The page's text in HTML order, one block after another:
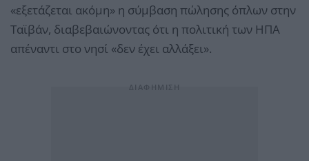
«εξετάζεται ακόμη» η σύμβαση πώλησης όπλων στην
Ταϊβάν, διαβεβαιώνοντας ότι η πολιτική των ΗΠΑ
απέναντι στο νησί «δεν έχει αλλάξει».